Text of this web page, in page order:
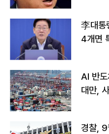
李대통
4개면
AI 반
대만,
경찰, 9